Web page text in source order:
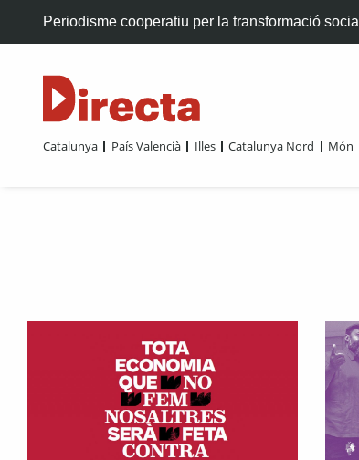
Periodisme cooperatiu per la transformació social
Catalunya País Valencià Illes Catalunya Nord Món